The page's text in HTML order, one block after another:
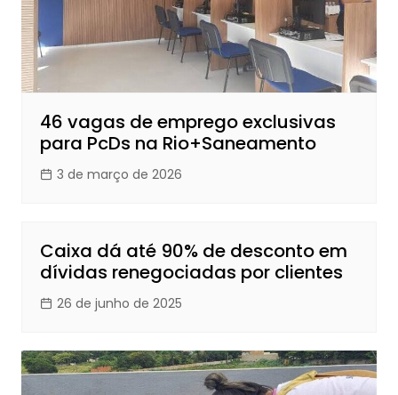
46 vagas de emprego exclusivas
para PcDs na Rio+Saneamento
3 de março de 2026
Caixa dá até 90% de desconto em
dívidas renegociadas por clientes
26 de junho de 2025